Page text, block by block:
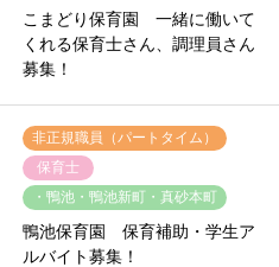
こまどり保育園 一緒に働いて
くれる保育士さん、調理員さん
募集！
非正規職員（パートタイム）
保育士
・鴨池・鴨池新町・真砂本町
鴨池保育園 保育補助・学生ア
ルバイト募集！